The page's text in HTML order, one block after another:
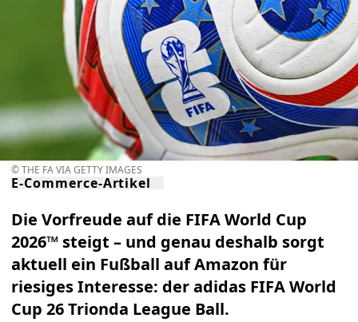
© THE FA VIA GETTY IMAGES
E-Commerce-Artikel
Die Vorfreude auf die FIFA World Cup
2026™ steigt – und genau deshalb sorgt
aktuell ein Fußball auf Amazon für
riesiges Interesse: deradidas FIFA World
Cup 26 Trionda League Ball.